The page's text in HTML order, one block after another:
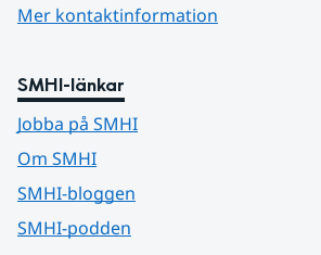
Mer kontaktinformation
SMHI-länkar
Jobba på SMHI
Om SMHI
SMHI-bloggen
SMHI-podden